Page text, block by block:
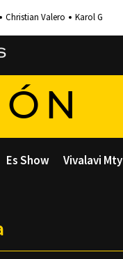
Christian Valero Karol G
Es Show Vivalavi Mty